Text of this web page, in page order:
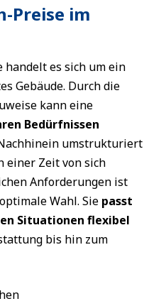
Preise im
es sich um ein
Gebäude. Durch die
kann eine
Bedürfnissen
umstrukturiert
einer Zeit von sich
Anforderungen ist
Wahl. Sie passt
Situationen flexibel
bis hin zum